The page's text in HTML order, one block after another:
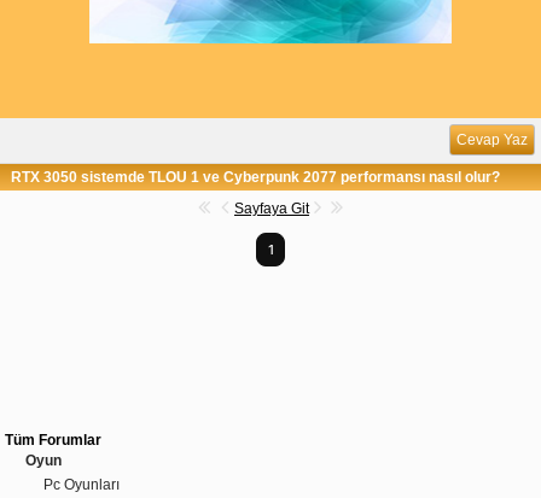
Cevap Yaz
RTX 3050 sistemde TLOU 1 ve Cyberpunk 2077 performansı nasıl olur?
Sayfaya Git
1
Tüm Forumlar
Oyun
Pc Oyunları